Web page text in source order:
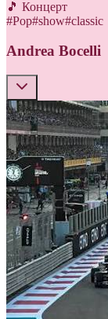
🎵 Концерт
#Pop#show#classic
Andrea Bocelli